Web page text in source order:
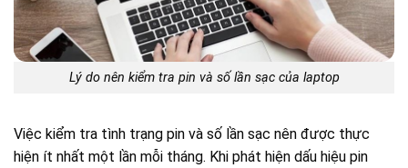
Lý do nên kiểm tra pin và số lần sạc của laptop
Việc kiểm tra tình trạng pin và số lần sạc nên được thực
hiện ít nhất một lần mỗi tháng. Khi phát hiện dấu hiệu pin